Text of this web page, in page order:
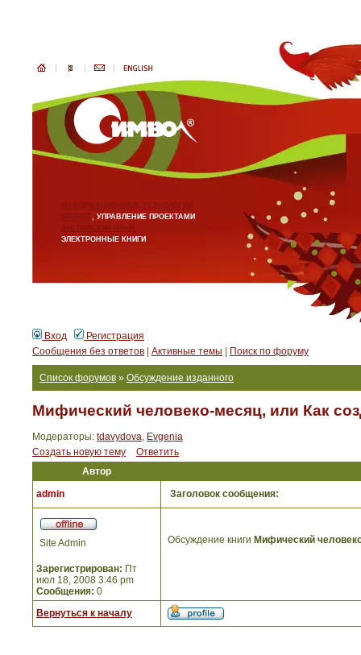
ИНФОРМАЦИОННЫЕ ТЕХНОЛОГИИ
БИЗНЕС, УПРАВЛЕНИЕ ПРОЕКТАМИ
АНГЛИЙСКИЙ ЯЗЫК
ЭЛЕКТРОННЫЕ КНИГИ
Вход
Регистрация
Сообщения без ответов
Активные темы Поиск по форуму
Список форумов » Обсуждение изданного
Мифический человеко-месяц, или Как
Модераторы: tdavydova, Evgenia
Создать новую тему
Ответить
Автор
admin
Заголовок сообщения:
Site Admin
Зарегистрирован: Пт
июл 18, 2008 3:46 pm
Сообщения: 0
Обсуждение книги Мифический
Вернуться к началу